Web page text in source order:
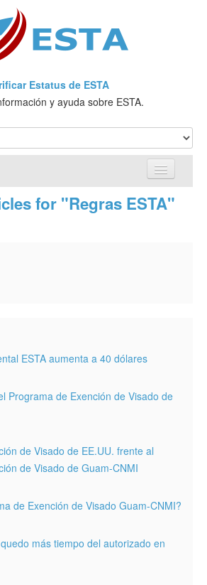
Estatus de ESTA
y ayuda sobre ESTA.
for "Regras ESTA"
ESTA aumenta a 40 dólares
Programa de Exención de Visado de
de Visado de EE.UU. frente al
de Visado de Guam-CNMI
de Exención de Visado Guam-CNMI?
más tiempo del autorizado en